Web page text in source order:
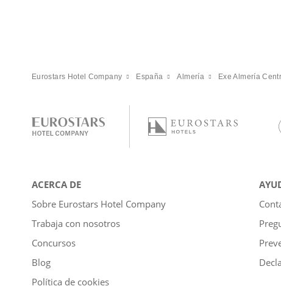
Eurostars Hotel Company España Almería Exe Almería
ACERCA DE
Sobre Eurostars Hotel Company
Trabaja con nosotros
Concursos
Blog
Política de cookies